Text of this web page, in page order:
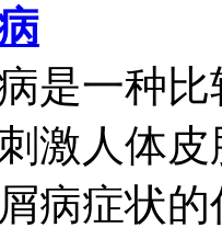
是一种
激人体
病症状